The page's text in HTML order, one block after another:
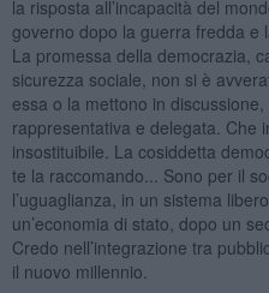
la risposta all’incapacità del
governo dopo la guerra fredda e
La promessa della democrazia,
sicurezza sociale, non si è
essa o la mettono in
rappresentativa e delegata. Che
insostituibile. La cosiddetta
te la raccomando... Sono per il
l’uguaglianza, in un sistema
un’economia di stato, dopo un
Credo nell’integrazione tra
il nuovo millennio.